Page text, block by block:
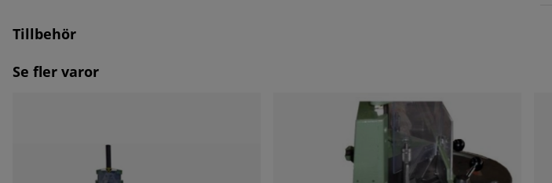
Tillbehör
Se fler varor